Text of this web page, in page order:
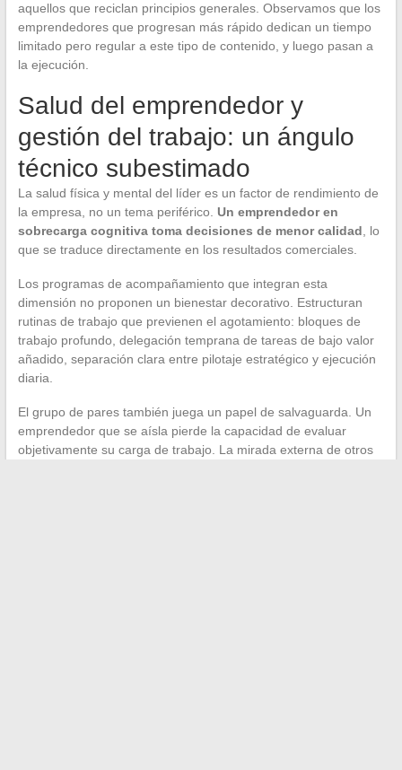
aquellos que reciclan principios generales. Observamos que los
emprendedores que progresan más rápido dedican un tiempo
limitado pero regular a este tipo de contenido, y luego pasan a
la ejecución.
Salud del emprendedor y
gestión del trabajo: un ángulo
técnico subestimado
La salud física y mental del líder es un factor de rendimiento de
la empresa, no un tema periférico. Un emprendedor en
sobrecarga cognitiva toma decisiones de menor calidad, lo
que se traduce directamente en los resultados comerciales.
Los programas de acompañamiento que integran esta
dimensión no proponen un bienestar decorativo. Estructuran
rutinas de trabajo que previenen el agotamiento: bloques de
trabajo profundo, delegación temprana de tareas de bajo valor
añadido, separación clara entre pilotaje estratégico y ejecución
diaria.
El grupo de pares también juega un papel de salvaguarda. Un
emprendedor que se aísla pierde la capacidad de evaluar
objetivamente su carga de trabajo. La mirada externa de otros